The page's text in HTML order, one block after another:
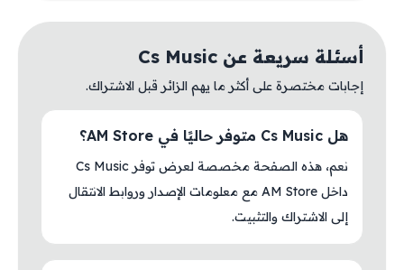
أسئلة سريعة عن Cs Music
إجابات مختصرة على أكثر ما يهم الزائر قبل الاشتراك.
هل Cs Music متوفر حاليًا في AM Store؟
نعم، هذه الصفحة مخصصة لعرض توفر Cs Music
داخل AM Store مع معلومات الإصدار وروابط الانتقال
إلى الاشتراك والتثبيت.